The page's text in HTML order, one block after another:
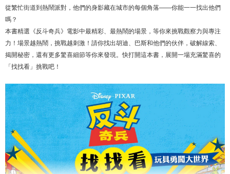
從繁忙街道到熱鬧派對，他們的身影藏在城市的每個角落——你能一一找出他們
嗎？
本書精選《反斗奇兵》電影中最精彩、最熱鬧的場景，等你來挑戰觀察力與專注
力！場景越熱鬧，挑戰越刺激！請你找出胡迪、巴斯和他們的伙伴，破解線索、
揭開秘密，還有更多驚喜細節等你來發現。快打開這本書，展開一場充滿驚喜的
「找找看」挑戰吧！